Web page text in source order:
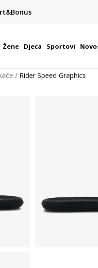
u Hrvatskoj
Žene Djeca Sportovi
Rider Speed Graphics